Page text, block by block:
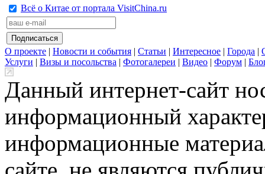
Всё о Китае от портала VisitChina.ru
О проекте | Новости и события | Статьи | Интересное | Города |
Услуги | Визы и посольства | Фотогалереи | Видео | Форум |
Данный интернет-сайт
информационный
информационные